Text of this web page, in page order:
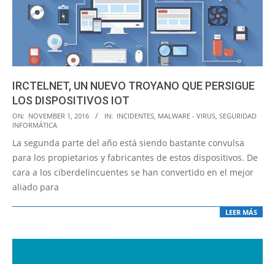
IRCTELNET, UN NUEVO TROYANO QUE PERSIGUE
LOS DISPOSITIVOS IOT
2016-
11-
01
ON: NOVEMBER 1, 2016 IN: INCIDENTES MALWARE - VIRUS SEGURIDAD
INFORMÁTICA
La segunda parte del año está siendo bastante convulsa
para los propietarios y fabricantes de estos dispositivos. De
cara a los ciberdelincuentes se han convertido en el mejor
aliado para
LEER MÁS